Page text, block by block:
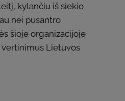
kylančiu iš siekio
nei pusantro
šioje organizacijoje
Lietuvos